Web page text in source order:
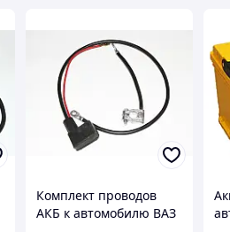
Комплект проводов
АКБ к автомобилю ВАЗ